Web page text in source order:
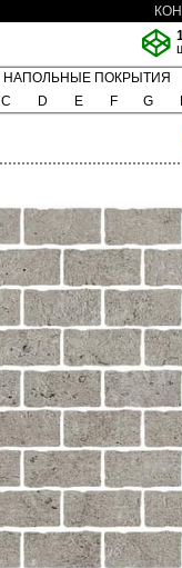
НАПОЛЬНЫЕ ПОКРЫТИЯ
C D E F G